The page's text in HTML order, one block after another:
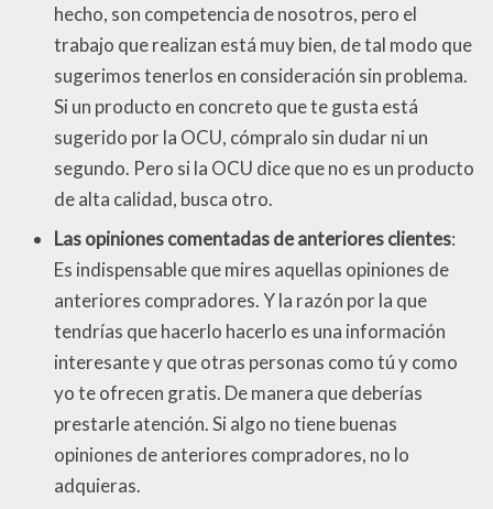
hecho, son competencia de nosotros, pero el
trabajo que realizan está muy bien, de tal modo que
sugerimos tenerlos en consideración sin problema.
Si un producto en concreto que te gusta está
sugerido por la OCU, cómpralo sin dudar ni un
segundo. Pero si la OCU dice que no es un producto
de alta calidad, busca otro.
Las opiniones comentadas de anteriores clientes:
Es indispensable que mires aquellas opiniones de
anteriores compradores. Y la razón por la que
tendrías que hacerlo hacerlo es una información
interesante y que otras personas como tú y como
yo te ofrecen gratis. De manera que deberías
prestarle atención. Si algo no tiene buenas
opiniones de anteriores compradores, no lo
adquieras.